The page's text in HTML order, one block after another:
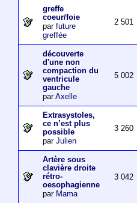
greffe
coeur/foie
par future
greffée
2 501
découverte
d'une non
compaction du
ventricule
gauche
parAxelle
5 002
Extrasystoles,
ce n’est plus
possible
par Julien
3 260
Artère sous
clavière droite
rétro-
oesophagienne
par Mama
3 042